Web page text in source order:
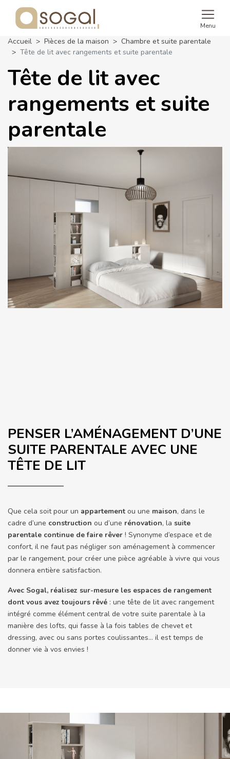
Menu
Accueil Pièces de la maison
Chambre et suite parentale
Tête de lit avec rangements et suite parentale
Tête de lit avec
rangements et suite
parentale
PENSER L’AMÉNAGEMENT D’UNE
SUITE PARENTALE AVEC UNE
TÊTE DE LIT
Que cela soit pour un appartement ou une maison, dans le
cadre d’une construction ou d’une rénovation, la suite
parentale continue de faire rêver ! Synonyme d’espace et de
confort, il ne faut pas négliger son aménagement à commencer
par le rangement, pour créer une pièce agréable à vivre qui vous
donnera entière satisfaction.
Avec Sogal, réalisez sur-mesure les espaces de rangement
dont vous avez toujours rêvé : une tête de lit avec rangement
intégré comme élément central de votre suite parentale à la
manière des lofts, qui fasse à la fois tables de chevet et
dressing, avec ou sans portes coulissantes… il est temps de
donner vie à vos envies !